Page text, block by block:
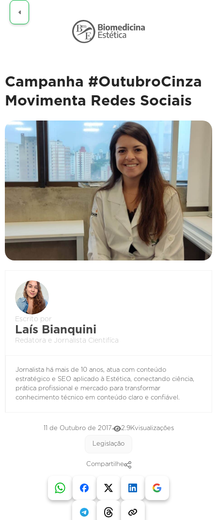
Campanha #OutubroCinza
Movimenta Redes Sociais
Escrito por
Laís Bianquini
Redatora e Jornalista Cientifíca
Jornalista há mais de 10 anos, atua com conteúdo
estratégico e SEO aplicado à Estética, conectando ciência,
prática profissional e mercado para transformar
conhecimento técnico em conteúdo claro e confiável.
11 de Outubro de 2017 2.9Kvisualizações
Legislação
Compartilhe